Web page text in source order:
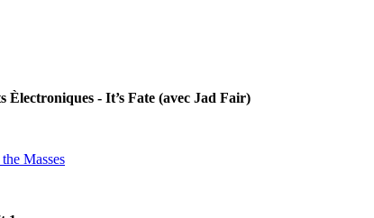
Èlectroniques - It’s Fate (avec Jad Fair)
Masses